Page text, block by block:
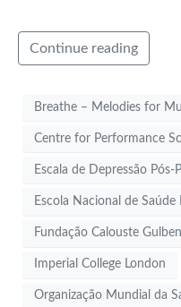
Continue reading
Breathe – Melodies for
Centre for Performance
Escala de Depressão
Escola Nacional de
Fundação Calouste
Imperial College London
Organização Mundial da